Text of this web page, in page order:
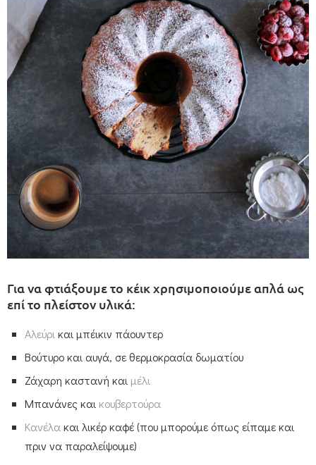
Για να φτιάξουμε το κέικ χρησιμοποιούμε απλά ως
επί το πλείστον υλικά:
Αλεύρι και μπέικιν πάουντερ
Βούτυρο και αυγά, σε θερμοκρασία δωματίου
Ζάχαρη καστανή και μέλι
Μπανάνες και κουβερτούρα
Κανέλα και λικέρ καφέ (που μπορούμε όπως είπαμε και
πριν να παραλείψουμε)